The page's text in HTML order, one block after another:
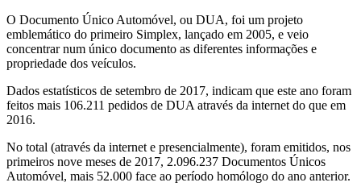
O Documento Único Automóvel, ou DUA, foi um projeto
emblemático do primeiro Simplex, lançado em 2005, e veio
concentrar num único documento as diferentes informações e
propriedade dos veículos.
Dados estatísticos de setembro de 2017, indicam que este ano foram
feitos mais 106.211 pedidos de DUA através da internet do que em
2016.
No total (através da internet e presencialmente), foram emitidos, nos
primeiros nove meses de 2017, 2.096.237 Documentos Únicos
Automóvel, mais 52.000 face ao período homólogo do ano anterior.